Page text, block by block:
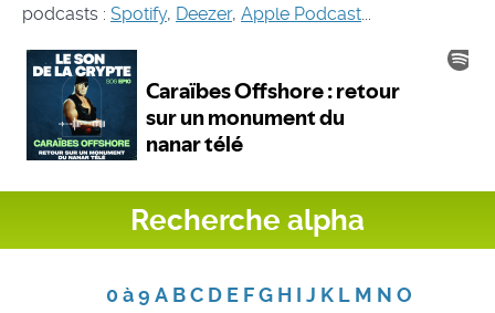
podcasts : Spotify, Deezer, Apple Podcast...
Recherche alpha
0 à 9 A B C D E F G H I J K L M N O